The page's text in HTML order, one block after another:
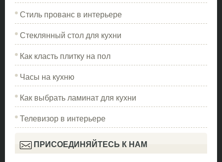
Стиль прованс в интерьере
Стеклянный стол для кухни
Как класть плитку на пол
Часы на кухню
Как выбрать ламинат для кухни
Телевизор в интерьере
ПРИСОЕДИНЯЙТЕСЬ К НАМ